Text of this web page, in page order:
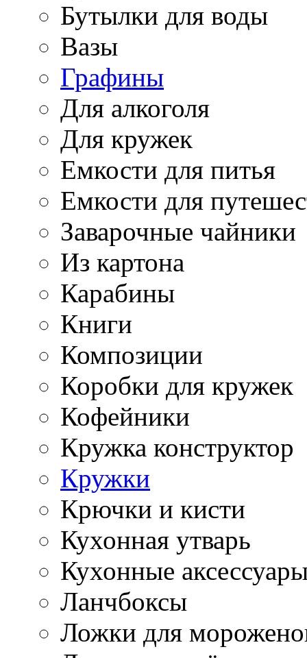
Бутылки для воды
Вазы
Графины
Для алкоголя
Для кружек
Емкости для питья
Емкости для
Заварочные чайники
Из картона
Карабины
Книги
Композиции
Коробки для кружек
Кофейники
Кружка конструктор
Кружки
Крючки и кисти
Кухонная утварь
Кухонные
Ланчбоксы
Ложки для